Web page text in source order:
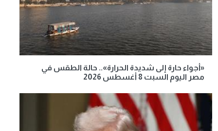
«أجواء حارة إلى شديدة الحرارة».. حالة الطقس في
مصر اليوم السبت 8 أغسطس 2026